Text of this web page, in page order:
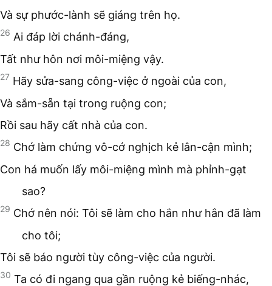
Và sự phước-lành sẽ giáng trên họ.
26 Ai đáp lời chánh-đáng,
Tất như hôn nơi môi-miệng vậy.
27 Hãy sửa-sang công-việc ở ngoài của con,
Và sắm-sẵn tại trong ruộng con;
Rồi sau hãy cất nhà của con.
28 Chớ làm chứng vô-cớ nghịch kẻ lân-cận mình;
Con há muốn lấy môi-miệng mình mà phỉnh-gạt
sao?
29 Chớ nên nói: Tôi sẽ làm cho hắn như hắn đã làm
cho tôi;
Tôi sẽ báo người tùy công-việc của người.
30 Ta có đi ngang qua gần ruộng kẻ biếng-nhác,